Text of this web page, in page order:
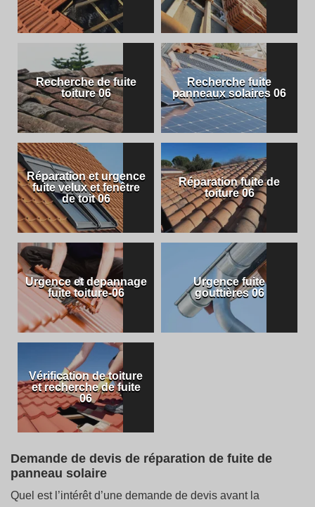
Recherche de fuite
toiture 06
Recherche fuite
panneaux solaires 06
Réparation et urgence
fuite velux et fenêtre
de toit 06
Réparation fuite de
toiture 06
Urgence et depannage
fuite toiture-06
Urgence fuite
gouttières 06
Vérification de toiture
et recherche de fuite
06
Demande de devis de réparation de fuite de
panneau solaire
Quel est l’intérêt d’une demande de devis avant la